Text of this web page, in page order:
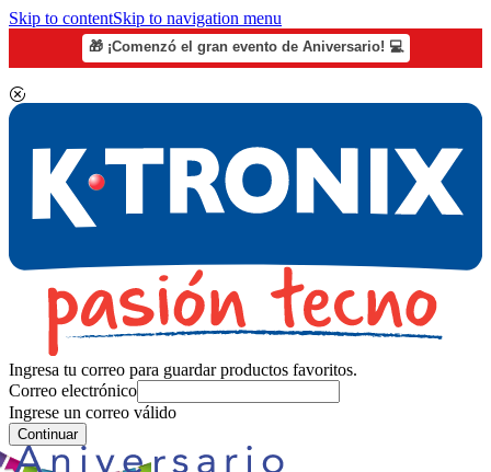
Skip to contentSkip to navigation menu
🎁 ¡Comenzó el gran evento de Aniversario! 💻
Ingresa tu correo para guardar productos favoritos.
Correo electrónico
Ingrese un correo válido
Continuar